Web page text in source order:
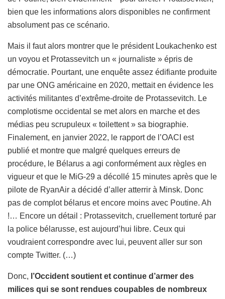
bien que les informations alors disponibles ne confirment
absolument pas ce scénario.
Mais il faut alors montrer que le président Loukachenko est
un voyou et Protassevitch un « journaliste » épris de
démocratie. Pourtant, une enquête assez édifiante produite
par une ONG américaine en 2020, mettait en évidence les
activités militantes d’extrême-droite de Protassevitch. Le
complotisme occidental se met alors en marche et des
médias peu scrupuleux « toilettent » sa biographie.
Finalement, en janvier 2022, le rapport de l’OACI est
publié et montre que malgré quelques erreurs de
procédure, le Bélarus a agi conformément aux règles en
vigueur et que le MiG-29 a décollé 15 minutes après que le
pilote de RyanAir a décidé d’aller atterrir à Minsk. Donc
pas de complot bélarus et encore moins avec Poutine. Ah
!… Encore un détail : Protassevitch, cruellement torturé par
la police bélarusse, est aujourd’hui libre. Ceux qui
voudraient correspondre avec lui, peuvent aller sur son
compte Twitter. (…)
Donc, l’Occident soutient et continue d’armer des
milices qui se sont rendues coupables de nombreux